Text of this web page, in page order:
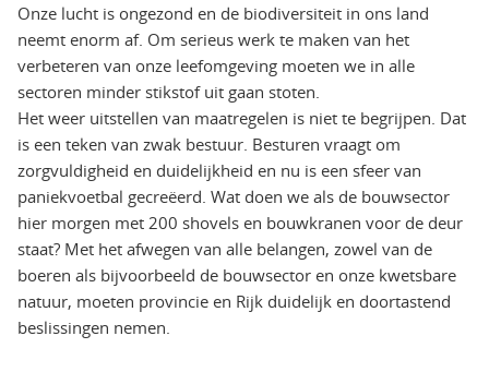
Onze lucht is ongezond en de biodiversiteit in ons land
neemt enorm af. Om serieus werk te maken van het
verbeteren van onze leefomgeving moeten we in alle
sectoren minder stikstof uit gaan stoten.
Het weer uitstellen van maatregelen is niet te begrijpen. Dat
is een teken van zwak bestuur. Besturen vraagt om
zorgvuldigheid en duidelijkheid en nu is een sfeer van
paniekvoetbal gecreëerd. Wat doen we als de bouwsector
hier morgen met 200 shovels en bouwkranen voor de deur
staat? Met het afwegen van alle belangen, zowel van de
boeren als bijvoorbeeld de bouwsector en onze kwetsbare
natuur, moeten provincie en Rijk duidelijk en doortastend
beslissingen nemen.